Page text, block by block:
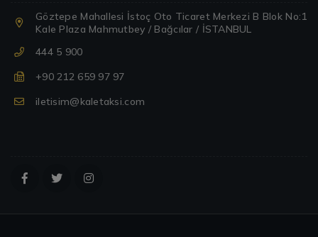
Göztepe Mahallesi İstoç Oto Ticaret Merkezi B Blok No:1
Kale Plaza Mahmutbey / Bağcılar / İSTANBUL
444 5 900
+90 212 659 97 97
iletisim@kaletaksi.com